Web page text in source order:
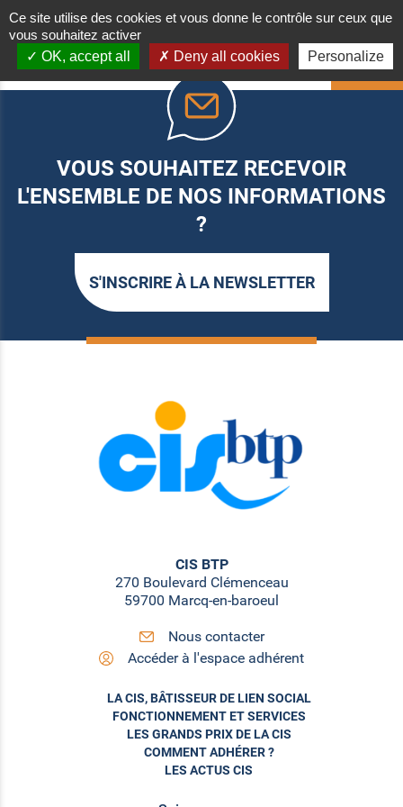
HAUT
VOUS SOUHAITEZ RECEVOIR
L'ENSEMBLE DE NOS INFORMATIONS
?
S'INSCRIRE À LA NEWSLETTER
CIS BTP
270 Boulevard Clémenceau
59700 Marcq-en-baroeul
Nous contacter
Accéder à l'espace adhérent
LA CIS, BÂTISSEUR DE LIEN SOCIAL
FONCTIONNEMENT ET SERVICES
LES GRANDS PRIX DE LA CIS
COMMENT ADHÉRER ?
LES ACTUS CIS
Ce site utilise des cookies et vous donne le contrôle sur ceux que
vous souhaitez activer
OK, accept all
Deny all cookies Personalize